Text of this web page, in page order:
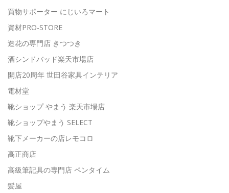
買物サポーター にじいろマート
資材PRO-STORE
造花の専門店 きつつき
酒シンドバッド楽天市場店
開店20周年 世田谷家具インテリア
電材堂
靴ショップ やまう 楽天市場店
靴ショップやまう SELECT
靴下メーカーの店レモコロ
高正商店
高級筆記具の専門店 ペンタイム
髪屋